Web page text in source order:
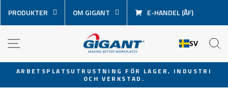
över
innehåll
PRODUKTER OM GIGANT E-HANDEL (ÅF)
SV
Pausa
ARBETSPLATSUTRUSTNING FÖR LAGER, INDUSTRI
OCH VERKSTAD.